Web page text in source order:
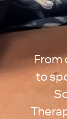
From
to